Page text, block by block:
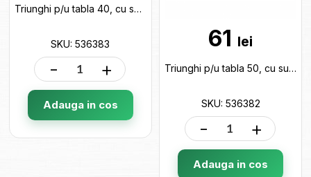
Triunghi p/u tabla 40, cu suport, isoscel, plastic 536383
SKU: 536383
- +
Adauga in cos
61 lei
Triunghi p/u tabla 50, cu suport, dreptunghiular, plastic 536382
SKU: 536382
- +
Adauga in cos